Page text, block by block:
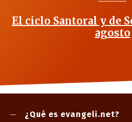
El ciclo Santoral y de
agosto
¿Qué es evangeli.net?